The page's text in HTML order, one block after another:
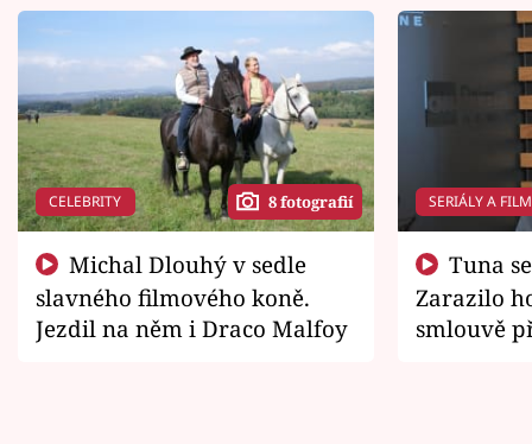
CELEBRITY 8 fotografií
slavného filmového koně.
Jezdil na něm i Draco Malfoy
SERIÁLY A
Zarazilo
smlouvě